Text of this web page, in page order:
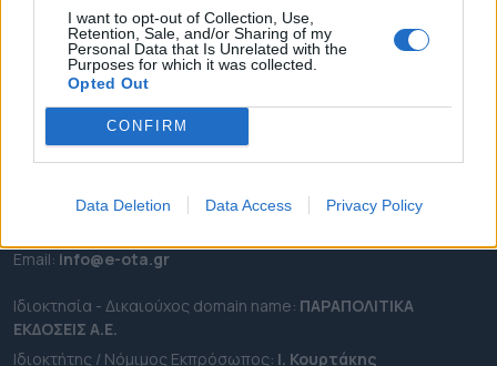
I want to opt-out of Collection, Use,
Retention, Sale, and/or Sharing of my
Personal Data that Is Unrelated with the
Purposes for which it was collected.
Opted Out
CONFIRM
Data Deletion Data Access Privacy Policy
ΣΥΝΕΝΤΕΥΞΕΙΣ
ΑΠΟΨΕΙΣ
ΠΡΟΣΛΗΨΕΙΣ
e-ota.gr | Ταυτότητα
Καλλιθέα Αττικής
Εmail: info@e-ota.gr
Ιδιοκτησία - Δικαιούχος domain name: ΠΑΡΑΠΟΛΙΤΙΚΑ
ΕΚΔΟΣΕΙΣ A.E.
Ιδιοκτήτης / Νόμιμος Εκπρόσωπος: Ι. Κουρτάκης